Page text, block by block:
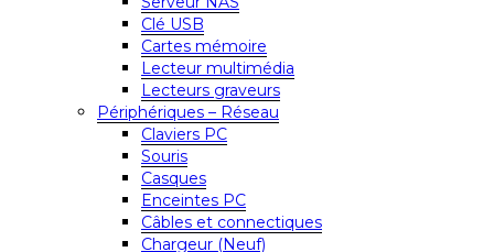
Clé USB
Cartes mémoire
Lecteur multimédia
Lecteurs graveurs
Périphériques – Réseau
Claviers PC
Souris
Casques
Enceintes PC
Câbles et connectiques
Chargeur (Neuf)